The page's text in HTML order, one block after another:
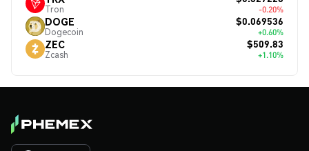
Tron -0.20%
DOGE
Dogecoin
$0.069536
+0.60%
ZEC
Zcash
$509.83
+1.10%